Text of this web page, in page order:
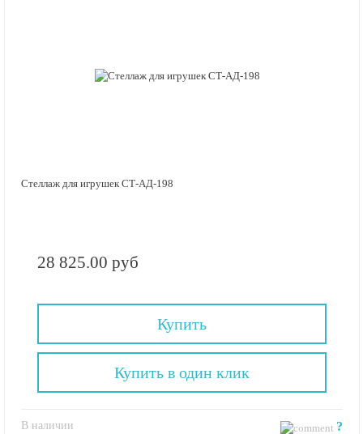
Стеллаж для игрушек СТ-АД-198
28 825.00 руб
Купить
В наличии ?
Купить в один клик